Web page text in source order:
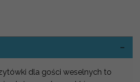
dla gości weselnych to